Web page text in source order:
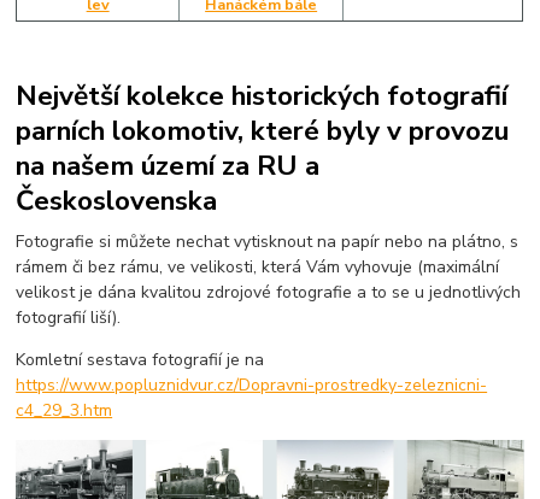
lev
Hanáckém bále
Největší kolekce historických fotografií
parních lokomotiv, které byly v provozu
na našem území za RU a
Československa
Fotografie si můžete nechat vytisknout na papír nebo na plátno, s
rámem či bez rámu, ve velikosti, která Vám vyhovuje (maximální
velikost je dána kvalitou zdrojové fotografie a to se u jednotlivých
fotografií liší).
Komletní sestava fotografií je na
https://www.popluznidvur.cz/Dopravni-prostredky-zeleznicni-
c4_29_3.htm